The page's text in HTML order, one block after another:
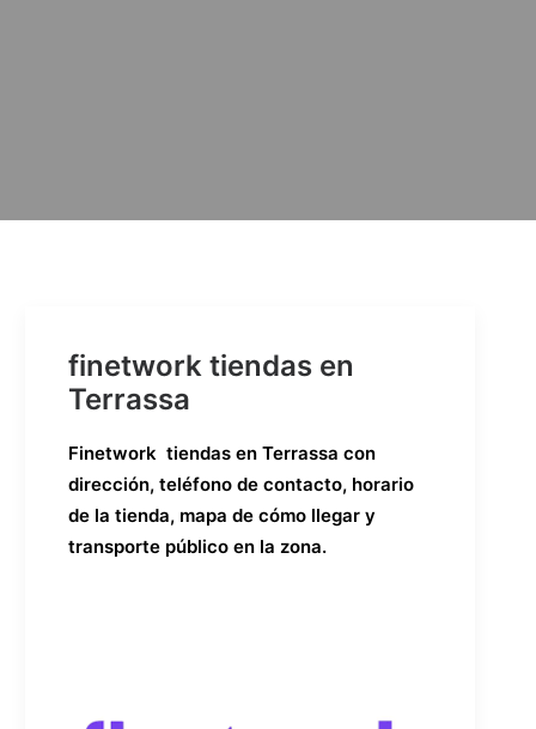
finetwork tiendas en
Terrassa
Finetwork tiendas en Terrassa con
dirección, teléfono de contacto, horario
de la tienda, mapa de cómo llegar y
transporte público en la zona.